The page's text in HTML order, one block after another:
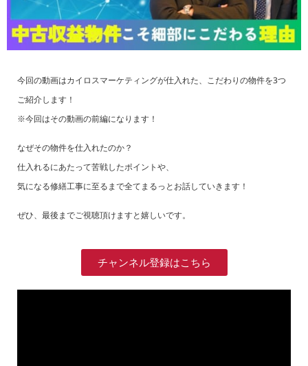
今回の動画はカイロスマーケティングが仕入れた、こだわりの物件を3つ
ご紹介します！
※今回はその動画の前編になります！
なぜその物件を仕入れたのか？
仕入れるにあたって苦戦したポイントや、
気になる修繕工事に至るまで全てまるっとお話していきます！
ぜひ、最後までご視聴頂けますと嬉しいです。
チャンネル登録はこちら